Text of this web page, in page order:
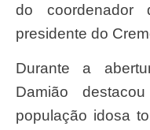
do
presidente do
Durante a abertura, o secretário Ronaldo
Damião
população idosa